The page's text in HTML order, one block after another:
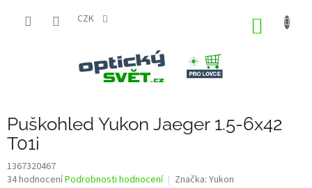
CZK
Puškohled Yukon Jaeger 1.5-6x42
T01i
1367320467
Průměrné
34 hodnoceníPodrobnosti hodnocení Značka: Yukon